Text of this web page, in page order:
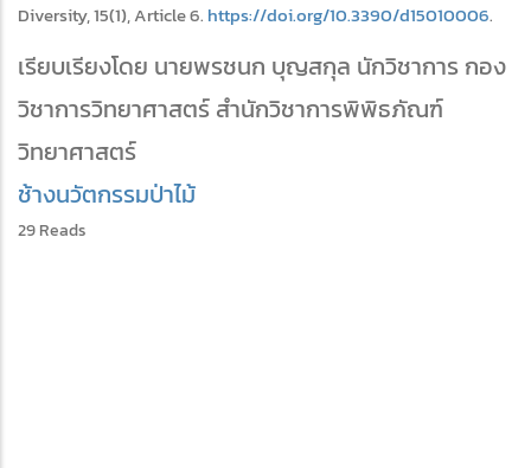
Diversity, 15(1), Article 6. https://doi.org/10.3390/d15010006.
เรียบเรียงโดย นายพรชนก บุญสกุล นักวิชาการ กอง
วิชาการวิทยาศาสตร์ สำนักวิชาการพิพิธภัณฑ์
วิทยาศาสตร์
ช้างนวัตกรรมป่าไม้
29 Reads